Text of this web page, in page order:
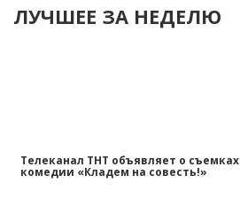
ЛУЧШЕЕ ЗА НЕДЕЛЮ
Телеканал ТНТ объявляет о съемках
комедии «Кладем на совесть!»